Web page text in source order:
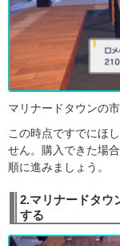
マリナードタウンの
この時点ですでにほ
せん。購入できた場
順に進みましょう。
2.マリナードタウ
する